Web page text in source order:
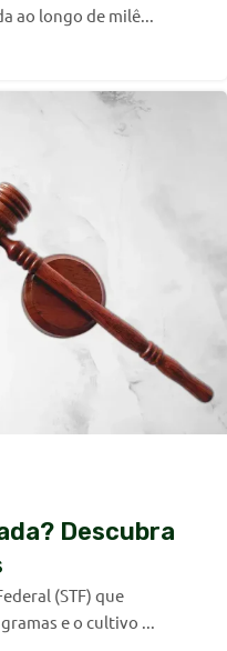
ao longo de milê...
Descubra
(STF) que
e o cultivo ...